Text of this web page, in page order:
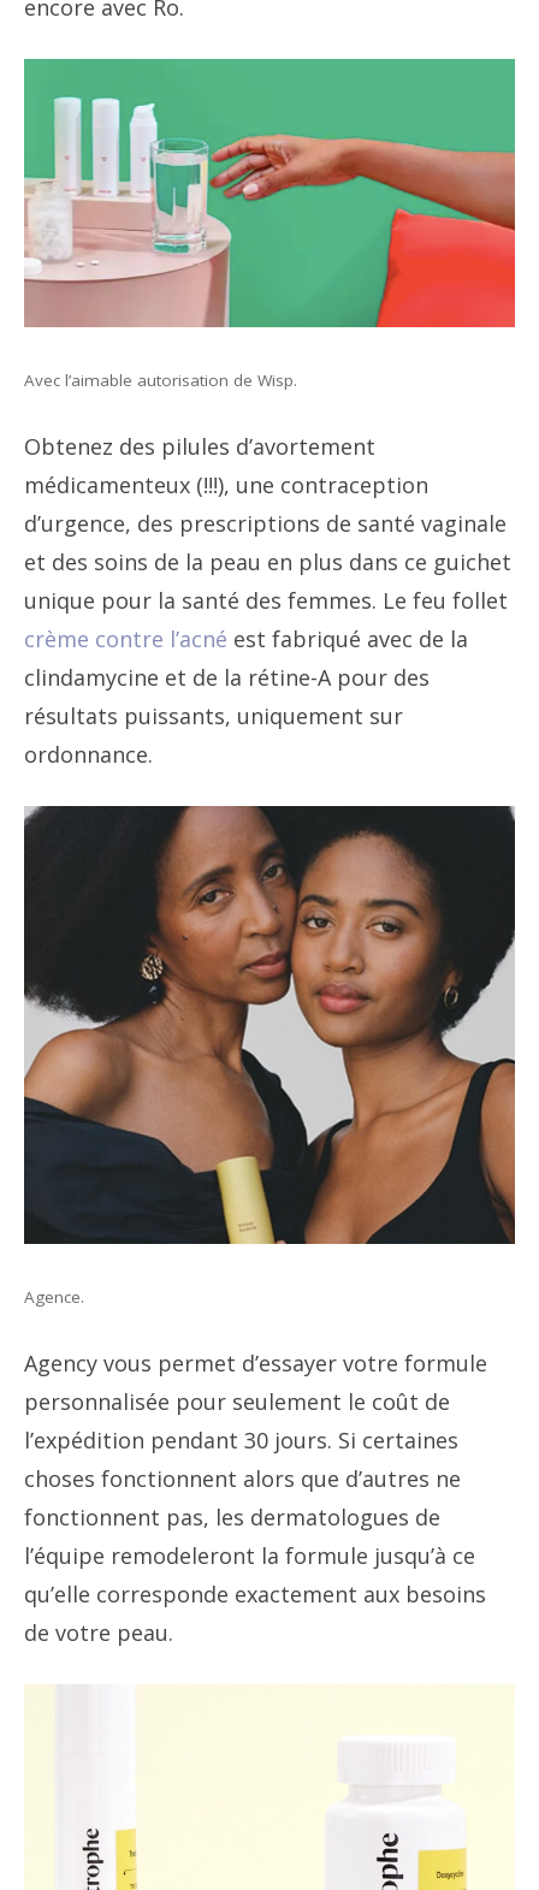
encore avec Ro.
Avec l’aimable autorisation de Wisp.
Obtenez des pilules d’avortement
médicamenteux (!!!), une contraception
d’urgence, des prescriptions de santé vaginale
et des soins de la peau en plus dans ce guichet
unique pour la santé des femmes. Le feu follet
crème contre l’acné est fabriqué avec de la
clindamycine et de la rétine-A pour des
résultats puissants, uniquement sur
ordonnance.
Agence.
Agency vous permet d’essayer votre formule
personnalisée pour seulement le coût de
l’expédition pendant 30 jours. Si certaines
choses fonctionnent alors que d’autres ne
fonctionnent pas, les dermatologues de
l’équipe remodeleront la formule jusqu’à ce
qu’elle corresponde exactement aux besoins
de votre peau.